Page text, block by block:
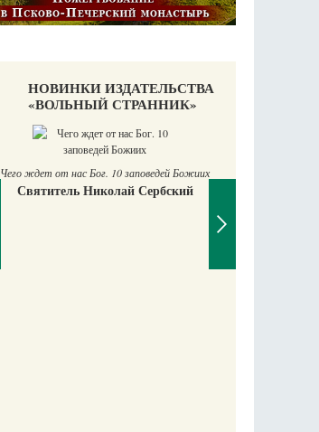
НОВИНКИ ИЗДАТЕЛЬСТВА
«ВОЛЬНЫЙ СТРАННИК»
Чего ждет от нас Бог. 10 заповедей Божиих
Святитель Николай Сербский